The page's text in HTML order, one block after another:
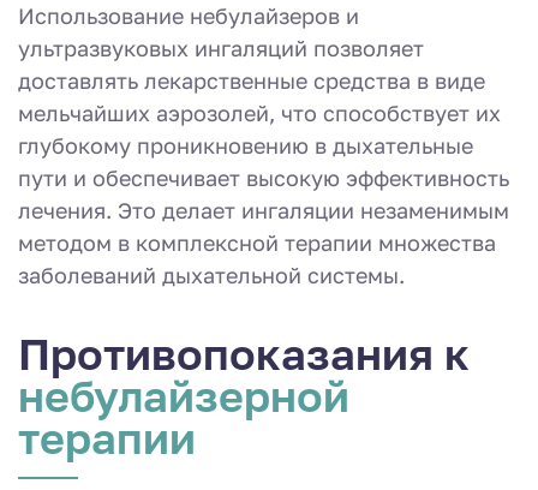
Использование небулайзеров и
ультразвуковых ингаляций позволяет
доставлять лекарственные средства в виде
мельчайших аэрозолей, что способствует их
глубокому проникновению в дыхательные
пути и обеспечивает высокую эффективность
лечения. Это делает ингаляции незаменимым
методом в комплексной терапии множества
заболеваний дыхательной системы.
Противопоказа­ния к
небулайзерной
терапии